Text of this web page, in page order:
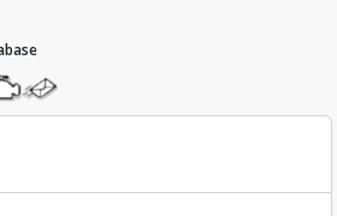
stuur
een